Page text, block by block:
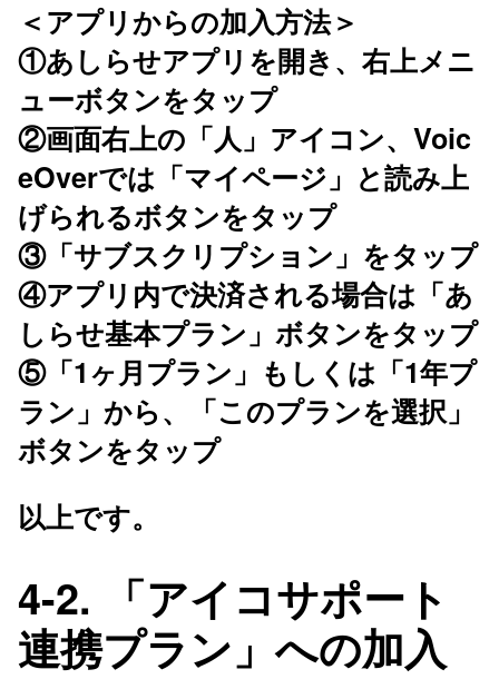
＜アプリからの加入方法＞
①あしらせアプリを開き、右上メニ
ューボタンをタップ
②画面右上の「人」アイコン、Voic
eOverでは「マイページ」と読み上
げられるボタンをタップ
③「サブスクリプション」をタップ
④アプリ内で決済される場合は「あ
しらせ基本プラン」ボタンをタップ
⑤「1ヶ月プラン」もしくは「1年プ
ラン」から、「このプランを選択」
ボタンをタップ
以上です。
4-2. 「アイコサポート
連携プラン」への加入